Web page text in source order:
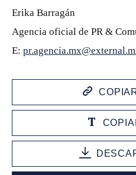
Erika Barragán
Agencia oficial de PR &
E: